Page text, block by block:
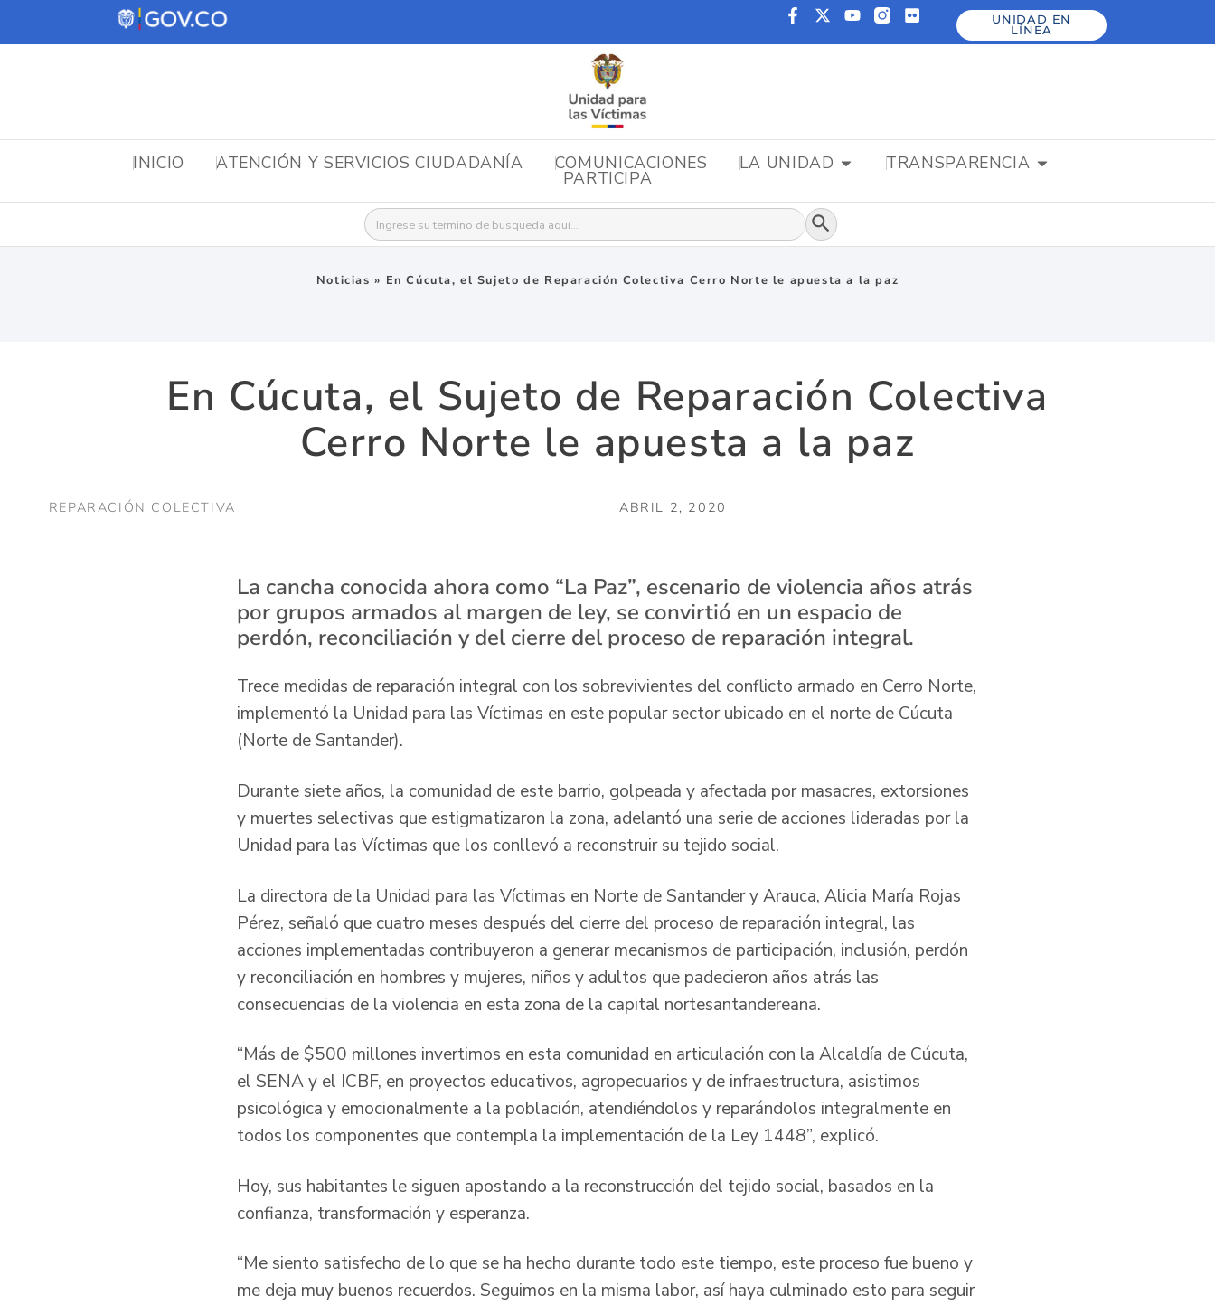
UNIDAD EN
LÍNEA
INICIO ATENCIÓN Y SERVICIOS CIUDADANÍA COMUNICACIONES LA UNIDAD TRANSPARENCIA
PARTICIPA
Buscar: Botón de búsqueda
Noticias » En Cúcuta, el Sujeto de Reparación Colectiva Cerro Norte le apuesta a la paz
En Cúcuta, el Sujeto de Reparación Colectiva
Cerro Norte le apuesta a la paz
REPARACIÓN COLECTIVA ABRIL 2, 2020
La cancha conocida ahora como “La Paz”, escenario de violencia años atrás
por grupos armados al margen de ley, se convirtió en un espacio de
perdón, reconciliación y del cierre del proceso de reparación integral.
Trece medidas de reparación integral con los sobrevivientes del conflicto armado en Cerro Norte,
implementó la Unidad para las Víctimas en este popular sector ubicado en el norte de Cúcuta
(Norte de Santander).
Durante siete años, la comunidad de este barrio, golpeada y afectada por masacres, extorsiones
y muertes selectivas que estigmatizaron la zona, adelantó una serie de acciones lideradas por la
Unidad para las Víctimas que los conllevó a reconstruir su tejido social.
La directora de la Unidad para las Víctimas en Norte de Santander y Arauca, Alicia María Rojas
Pérez, señaló que cuatro meses después del cierre del proceso de reparación integral, las
acciones implementadas contribuyeron a generar mecanismos de participación, inclusión, perdón
y reconciliación en hombres y mujeres, niños y adultos que padecieron años atrás las
consecuencias de la violencia en esta zona de la capital nortesantandereana.
“Más de $500 millones invertimos en esta comunidad en articulación con la Alcaldía de Cúcuta,
el SENA y el ICBF, en proyectos educativos, agropecuarios y de infraestructura, asistimos
psicológica y emocionalmente a la población, atendiéndolos y reparándolos integralmente en
todos los componentes que contempla la implementación de la Ley 1448”, explicó.
Hoy, sus habitantes le siguen apostando a la reconstrucción del tejido social, basados en la
confianza, transformación y esperanza.
“Me siento satisfecho de lo que se ha hecho durante todo este tiempo, este proceso fue bueno y
me deja muy buenos recuerdos. Seguimos en la misma labor, así haya culminado esto para seguir